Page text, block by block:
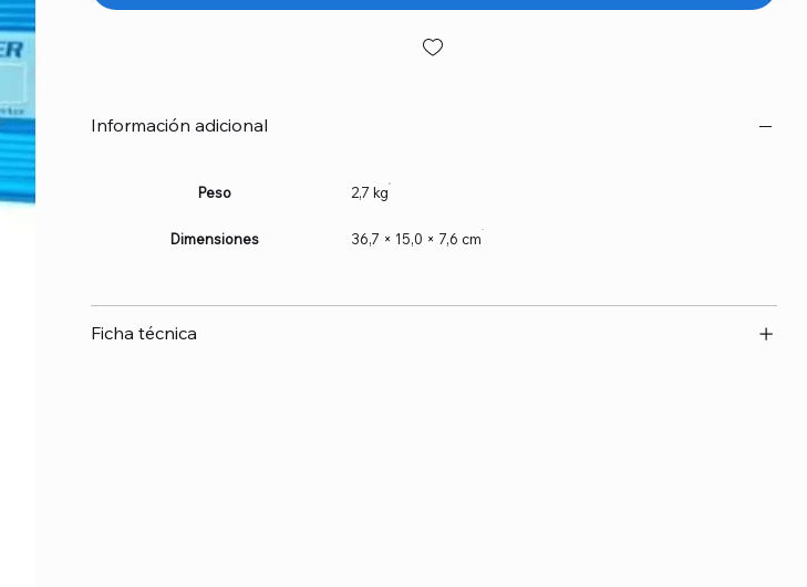
Información adicional
Peso 2,7 kg
Dimensiones 36,7 × 15,0 × 7,6 cm
Ficha técnica